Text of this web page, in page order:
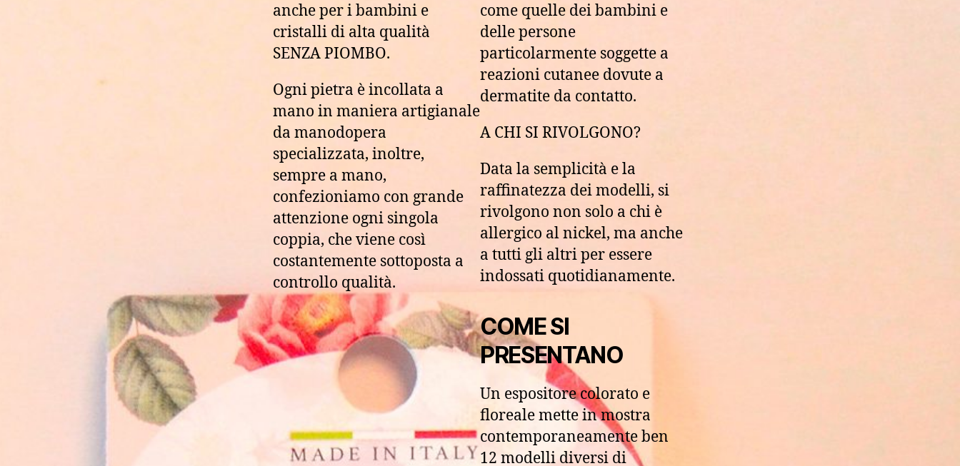
anche per i bambini e
cristalli di alta qualità
SENZA PIOMBO.
Ogni pietra è incollata a
mano in maniera artigianale
da manodopera
specializzata, inoltre,
sempre a mano,
confezioniamo con grande
attenzione ogni singola
coppia, che viene così
costantemente sottoposta a
controllo qualità.
come quelle dei bambini e
delle persone
particolarmente soggette a
reazioni cutanee dovute a
dermatite da contatto.
A CHI SI RIVOLGONO?
Data la semplicità e la
raffinatezza dei modelli, si
rivolgono non solo a chi è
allergico al nickel, ma anche
a tutti gli altri per essere
indossati quotidianamente.
COME SI
PRESENTANO
Un espositore colorato e
floreale mette in mostra
contemporaneamente ben
12 modelli diversi di